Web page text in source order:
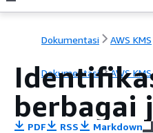
Dokumentasi AWS KMS
Dokumentasi AWS KMS
berbagai
PDF RSS Markdown